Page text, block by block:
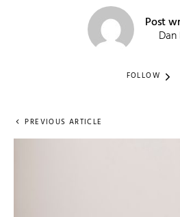
Post
FOLLOW
PREVIOUS ARTICLE